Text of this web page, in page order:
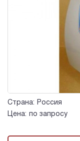
Страна:
Россия
Цена:
по запросу